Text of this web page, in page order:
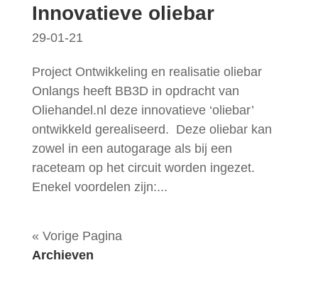
Innovatieve oliebar
29-01-21
Project Ontwikkeling en realisatie oliebar
Onlangs heeft BB3D in opdracht van
Oliehandel.nl deze innovatieve ‘oliebar’
ontwikkeld gerealiseerd. Deze oliebar kan
zowel in een autogarage als bij een
raceteam op het circuit worden ingezet.
Enekel voordelen zijn:...
« Vorige Pagina
Archieven